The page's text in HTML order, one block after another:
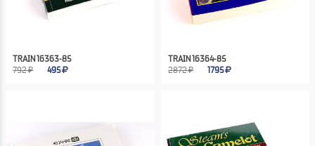
TRAIN 16363-85
792 ₽
495
TRAIN 16364-85
2872 ₽
1795